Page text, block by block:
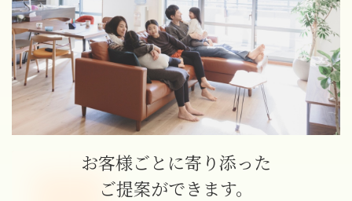
お客様ごとに寄り添った
ご提案ができます。